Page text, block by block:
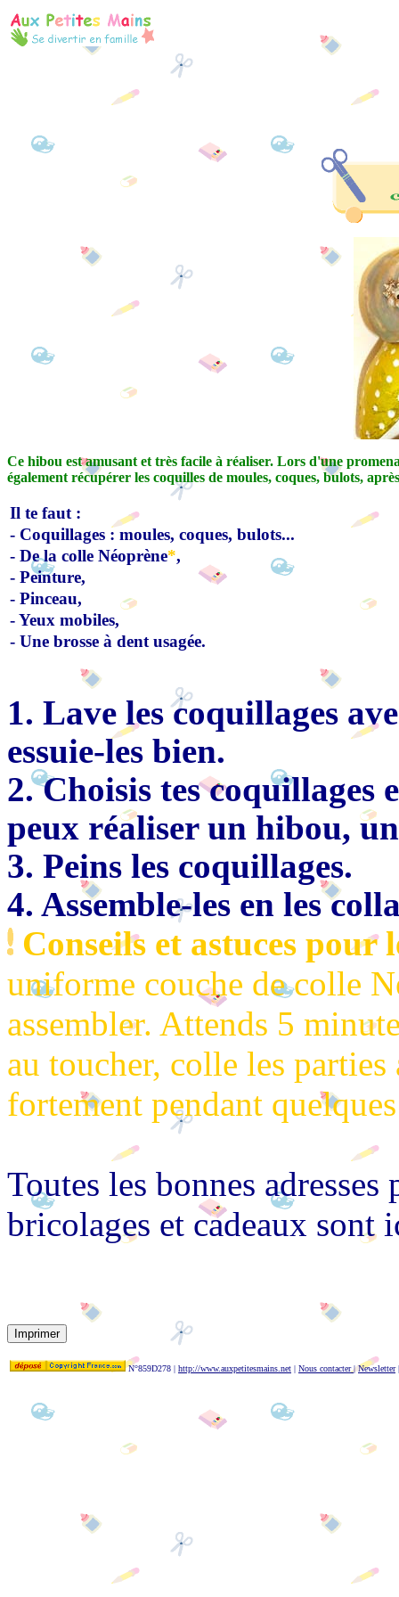
Ce hibou est amusant et très facile à réaliser. Lors d'une
également récupérer les coquilles de moules, coques, bulots,
Il te faut :
- Coquillages : moules, coques, bulots...
- De la colle Néoprène*,
- Peinture,
- Pinceau,
- Yeux mobiles,
- Une brosse à dent usagée.
1. Lave les coquillages
essuie-les bien.
2. Choisis tes coquillages
peux réaliser un hibou,
3. Peins les coquillages.
4. Assemble-les en les
Conseils et astuces pour
uniforme couche de colle
assembler. Attends 5
au toucher, colle les parties
fortement pendant
Toutes les bonnes
bricolages et cadeaux sont
N°859D278 | http://www.auxpetitesmains.net | Nous contacter|Newsletter